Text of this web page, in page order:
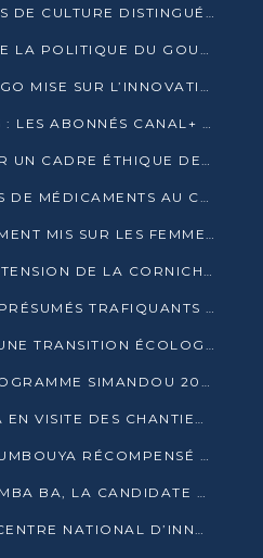
DES HOMMES ET FEMMES DE CULTURE DISTINGUÉS POUR LEUR ENGAGEMENT PAR BANTOU CULTURE
MATHIAS DZON CRITIQUE LA POLITIQUE DU GOUVERNEMENT ET ALERTE SUR LA DETTE DU CONGO
OSIANE 2026 : MTN CONGO MISE SUR L’INNOVATION POUR RELEVER LES DÉFIS AFRICAINS
COUPE DU MONDE 2026 : LES ABONNÉS CANAL+ AU CONGO DÉÇUS À QUELQUES JOURS DU COUP D’ENVOI
LE CONGO PLAIDE POUR UN CADRE ÉTHIQUE DE L’INTELLIGENCE ARTIFICIELLE À DAKAR
L’OMS REMET 25 TONNES DE MÉDICAMENTS AU CONGO POUR RENFORCER LA RIPOSTE AUX ÉPIDÉMIES
ZLECAF : LE GOUVERNEMENT MIS SUR LES FEMMES ENTREPRENEURES
LA BADEA FINANCE L’EXTENSION DE LA CORNICHE SUD DE BRAZZAVILLE
CUVETTE-OUEST : SEPT PRÉSUMÉS TRAFIQUANTS DE FAUNE INTERPELLÉS À EWO ET KELLÉ
LA SNPC PLAIDE POUR UNE TRANSITION ÉCOLOGIQUE PROGRESSIVE
CONGO-GUINÉE : LE PROGRAMME SIMANDOU 2040 AU CŒUR DES ÉCHANGES À LA BAD
LE CONGO ET LA BADEA EN VISITE DES CHANTIERS
BAD 2026 : MAMADI DOUMBOUYA RÉCOMPENSÉ PAR LE TROPHÉE BABACAR NDIAYE À BRAZZAVILLE
ÉLECTION À L’OIF : COUMBA BA, LA CANDIDATE DISCRÈTE QUI BOUSCULE LE JEU DIPLOMATIQUE
LE CONGO LANCE SON CENTRE NATIONAL D’INNOVATION